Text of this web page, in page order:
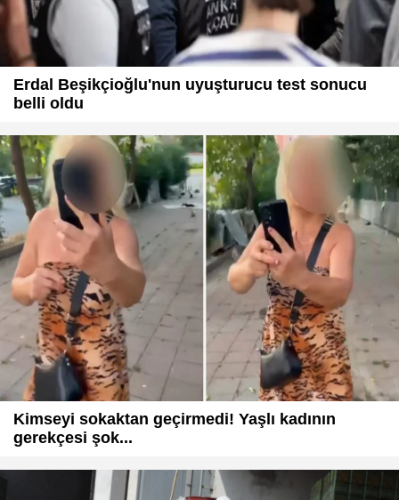
Erdal Beşikçioğlu'nun uyuşturucu test sonucu
belli oldu
Kimseyi sokaktan geçirmedi! Yaşlı kadının
gerekçesi şok...